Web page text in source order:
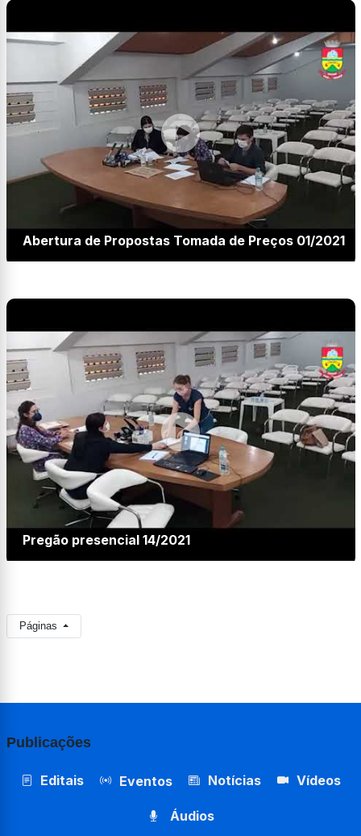
Abertura de Propostas Tomada de Preços 01/2021
Pregão presencial 14/2021
Páginas
Publicações
Editais Eventos Notícias Vídeos
Áudios